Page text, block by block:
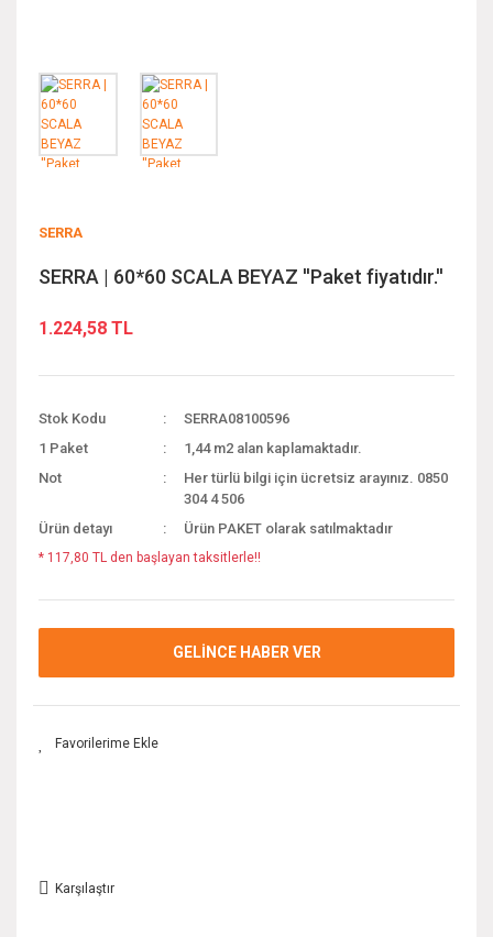
SERRA
SERRA | 60*60 SCALA BEYAZ ''Paket fiyatıdır.''
1.224,58 TL
Stok Kodu
SERRA08100596
1 Paket
1,44 m2 alan kaplamaktadır.
Not
Her türlü bilgi için ücretsiz arayınız. 0850
304 4 506
Ürün detayı
Ürün PAKET olarak satılmaktadır
* 117,80 TL den başlayan taksitlerle!!
GELİNCE HABER VER
Karşılaştır